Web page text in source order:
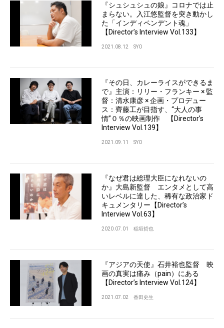
『シュシュシュの娘』コロナでは止
まらない。入江悠監督を突き動かし
た「インディペンデント魂」
【Director’s Interview Vol.133】
2021.08.12 SYO
『その日、カレーライスができるま
で』主演：リリー・フランキー × 監
督：清水康彦 × 企画・プロデュー
ス：齊藤工が目指す、“大人の事
情”０％の映画制作 【Director’s
Interview Vol.139】
2021.09.11 SYO
『なぜ君は総理大臣になれないの
か』大島新監督 エンタメとして高
いレベルに達した、稀有な政治家ド
キュメンタリー【Director’s
Interview Vol.63】
2020.07.01 稲垣哲也
『アジアの天使』石井裕也監督 映
画の真実は痛み（pain）にある
【Director’s Interview Vol.124】
2021.07.02 香田史生